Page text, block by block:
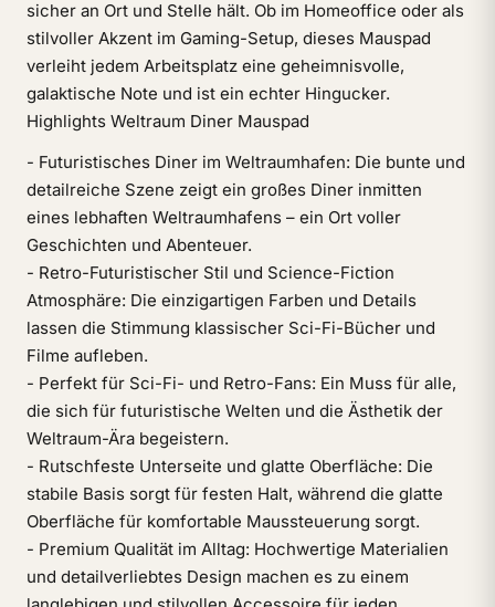
sicher an Ort und Stelle hält. Ob im Homeoffice oder als
stilvoller Akzent im Gaming-Setup, dieses Mauspad
verleiht jedem Arbeitsplatz eine geheimnisvolle,
galaktische Note und ist ein echter Hingucker.
Highlights Weltraum Diner Mauspad
- Futuristisches Diner im Weltraumhafen: Die bunte und
detailreiche Szene zeigt ein großes Diner inmitten
eines lebhaften Weltraumhafens – ein Ort voller
Geschichten und Abenteuer.
- Retro-Futuristischer Stil und Science-Fiction
Atmosphäre: Die einzigartigen Farben und Details
lassen die Stimmung klassischer Sci-Fi-Bücher und
Filme aufleben.
- Perfekt für Sci-Fi- und Retro-Fans: Ein Muss für alle,
die sich für futuristische Welten und die Ästhetik der
Weltraum-Ära begeistern.
- Rutschfeste Unterseite und glatte Oberfläche: Die
stabile Basis sorgt für festen Halt, während die glatte
Oberfläche für komfortable Maussteuerung sorgt.
- Premium Qualität im Alltag: Hochwertige Materialien
und detailverliebtes Design machen es zu einem